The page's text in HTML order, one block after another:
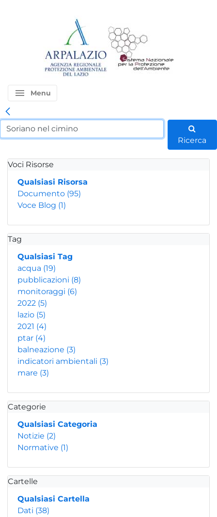
menu Menu
Ricerca
Voci Risorse
Qualsiasi Risorsa
Documento (95)
Voce Blog (1)
Tag
Qualsiasi Tag
acqua (19)
pubblicazioni (8)
monitoraggi (6)
2022 (5)
lazio (5)
2021 (4)
ptar (4)
balneazione (3)
indicatori ambientali (3)
mare (3)
Categorie
Qualsiasi Categoria
Notizie (2)
Normative (1)
Cartelle
Qualsiasi Cartella
Dati (38)